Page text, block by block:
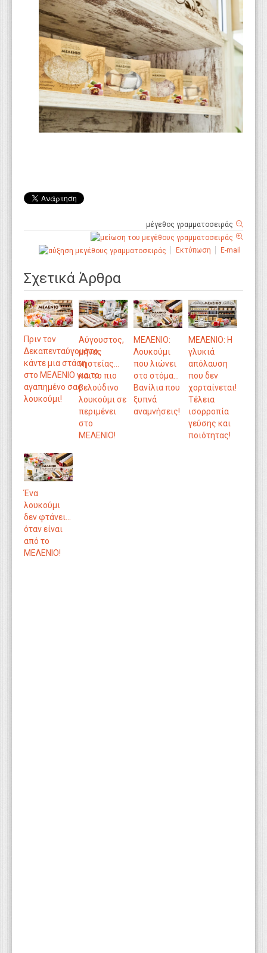
μέγεθος γραμματοσειράς
Εκτύπωση E-mail
Σχετικά Άρθρα
Πριν τον
Δεκαπενταύγουστο,
κάντε μια στάση
στο ΜΕΛΕΝΙΟ για το
αγαπημένο σας
λουκούμι!
Aύγουστος,
μήνας
νηστείας…
και το πιο
βελούδινο
λουκούμι σε
περιμένει
στο
ΜΕΛΕΝΙΟ!
ΜΕΛΕΝΙΟ:
Λουκούμι
που λιώνει
στο στόμα…
Βανίλια που
ξυπνά
αναμνήσεις!
ΜΕΛΕΝΙΟ: Η
γλυκιά
απόλαυση
που δεν
χορταίνεται!
Τέλεια
ισορροπία
γεύσης και
ποιότητας!
Ένα
λουκούμι
δεν φτάνει…
όταν είναι
από το
ΜΕΛΕΝΙΟ!